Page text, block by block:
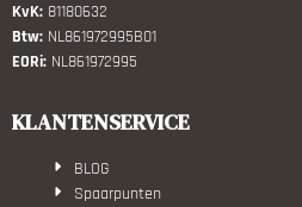
KvK: 81180632
Btw: NL861972995B01
EORi: NL861972995
KLANTENSERVICE
BLOG
Spaarpunten